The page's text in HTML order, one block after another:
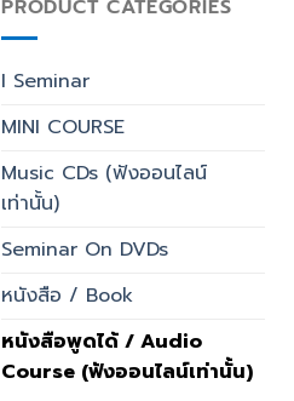
PRODUCT CATEGORIES
I Seminar
MINI COURSE
Music CDs (ฟังออนไลน์
เท่านั้น)
Seminar On DVDs
หนังสือ / Book
หนังสือพูดได้ / Audio
Course (ฟังออนไลน์เท่านั้น)